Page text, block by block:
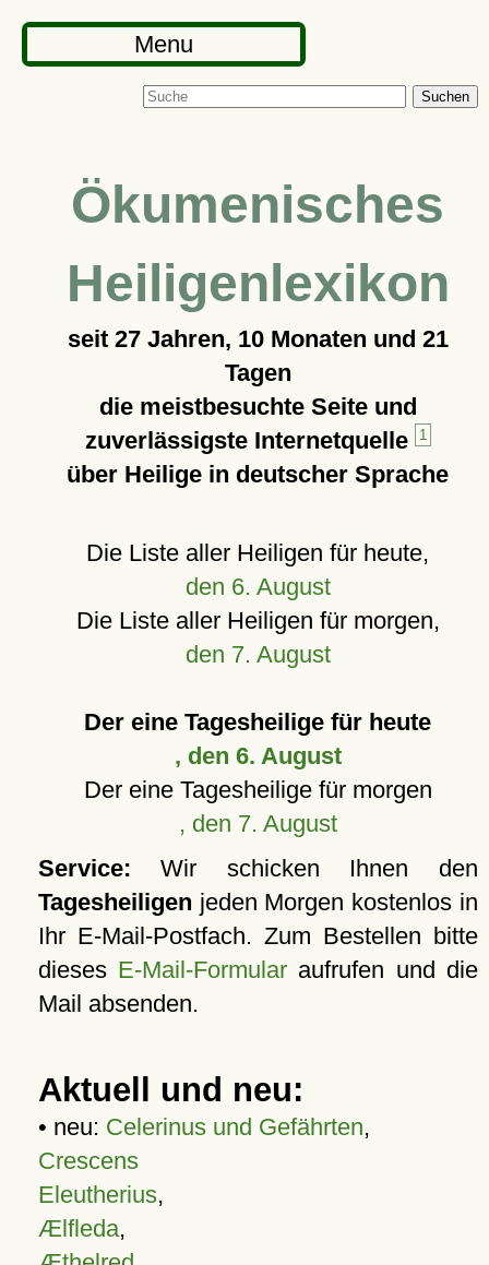
Menu
Suchen
Ökumenisches
Heiligenlexikon
seit 27 Jahren, 10 Monaten und 21
Tagen
die meistbesuchte Seite und
zuverlässigste Internetquelle
1
über Heilige in deutscher Sprache
Die Liste aller Heiligen für heute,
den 6. August
Die Liste aller Heiligen für morgen,
den 7. August
Der eine Tagesheilige für heute
, den 6. August
Der eine Tagesheilige für morgen
, den 7. August
Service: Wir schicken Ihnen den
Tagesheiligen jeden Morgen kostenlos in
Ihr E-Mail-Postfach. Zum Bestellen bitte
dieses E-Mail-Formular aufrufen und die
Mail absenden.
Aktuell und neu:
• neu: Celerinus und Gefährten,
Crescens
Eleutherius,
Ælfleda,